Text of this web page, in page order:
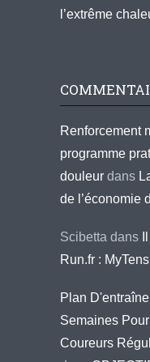
l’extrême
Renforcement
programme
douleur dans
de l’économie
Scibetta dans
Run.fr :
Plan
Semaines
Coureurs